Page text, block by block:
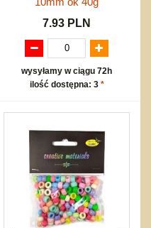
7.93 PLN
wysyłamy w ciągu 72h
ilość dostępna: 3 *